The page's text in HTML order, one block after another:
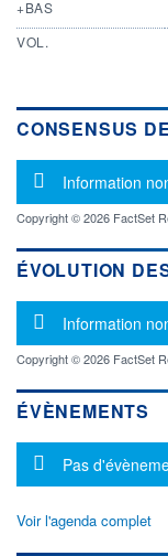
+BAS
VOL.
CONSENSUS
Message
Information
Copyright © 2026 FactSet
ÉVOLUTION
Message
Information
Copyright © 2026 FactSet
ÉVÈNEMENTS
Message
Pas
Voir l'agenda complet